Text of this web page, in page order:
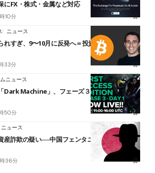
にFX・株式・金属など対応
10分
ニュース
れすぎ、9〜10月に反発へ＝投資家ポンプリアー
33分
ニュース
Dark Machine」、フェーズ３始動 NFT保有で
50分
ュース
産詐欺の疑い──中国フェンタニル組織、偽トー
36分